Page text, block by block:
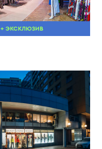
+ ЭКСКЛЮЗИВ